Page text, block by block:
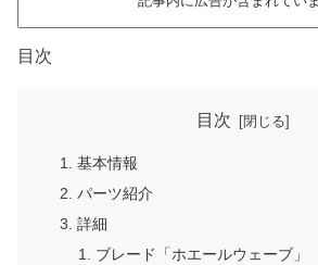
目次
目次
基本情報
パーツ紹介
詳細
ブレード「ホエールウェーブ」